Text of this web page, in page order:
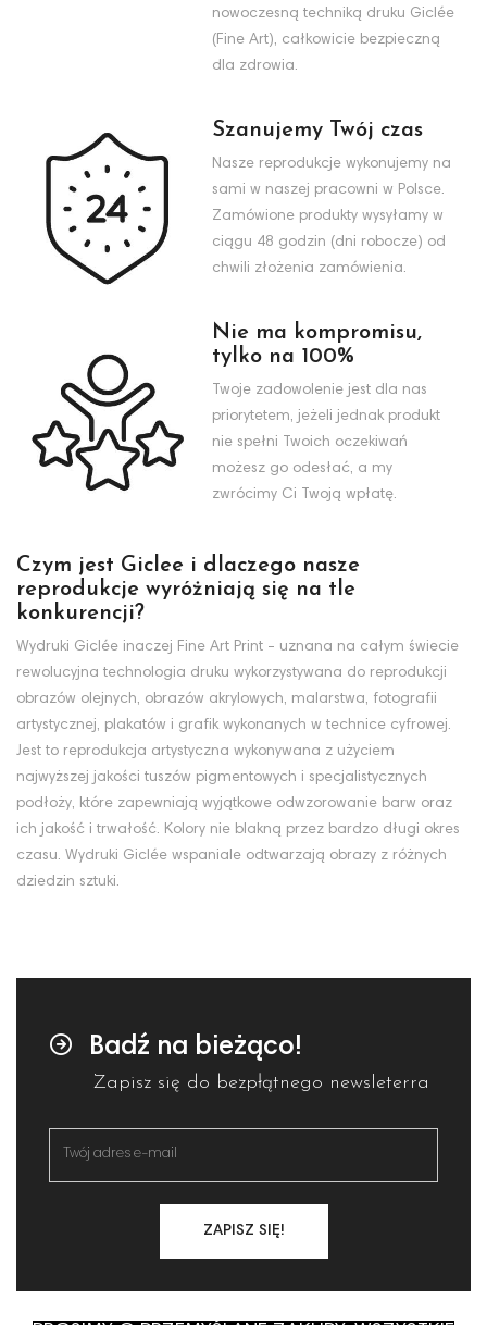
nowoczesną techniką druku Giclée
(Fine Art), całkowicie bezpieczną
dla zdrowia.
Szanujemy Twój czas
Nasze reprodukcje wykonujemy na
sami w naszej pracowni w Polsce.
Zamówione produkty wysyłamy w
ciągu 48 godzin (dni robocze) od
chwili złożenia zamówienia.
Nie ma kompromisu,
tylko na 100%
Twoje zadowolenie jest dla nas
priorytetem, jeżeli jednak produkt
nie spełni Twoich oczekiwań
możesz go odesłać, a my
zwrócimy Ci Twoją wpłatę.
Czym jest Giclee i dlaczego nasze
reprodukcje wyróżniają się na tle
konkurencji?
Wydruki Giclée inaczej Fine Art Print - uznana na całym świecie
rewolucyjna technologia druku wykorzystywana do reprodukcji
obrazów olejnych, obrazów akrylowych, malarstwa, fotografii
artystycznej, plakatów i grafik wykonanych w technice cyfrowej.
Jest to reprodukcja artystyczna wykonywana z użyciem
najwyższej jakości tuszów pigmentowych i specjalistycznych
podłoży, które zapewniają wyjątkowe odwzorowanie barw oraz
ich jakość i trwałość. Kolory nie blakną przez bardzo długi okres
czasu. Wydruki Giclée wspaniale odtwarzają obrazy z różnych
dziedzin sztuki.
Badź na bieżąco!
Zapisz się do bezpłątnego newsleterra
ZAPISZ SIĘ!